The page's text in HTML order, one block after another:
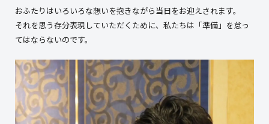
おふたりはいろいろな想いを抱きながら当日をお迎えされます。
それを思う存分表現していただくために、私たちは「準備」を怠っ
てはならないのです。